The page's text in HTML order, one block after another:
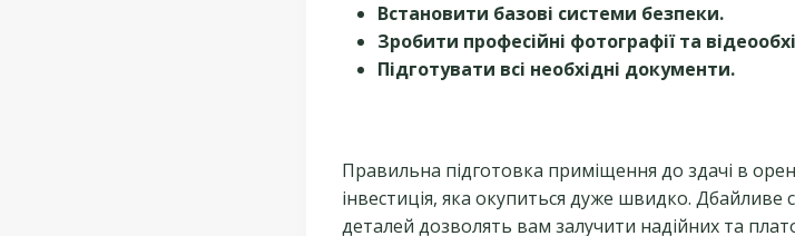
Встановити базові системи безпеки.
Зробити професійні фотографії та
Підготувати всі необхідні документи.
Правильна підготовка приміщення до здачі в
інвестиція, яка окупиться дуже швидко. Дбайливе
деталей дозволять вам залучити надійних та